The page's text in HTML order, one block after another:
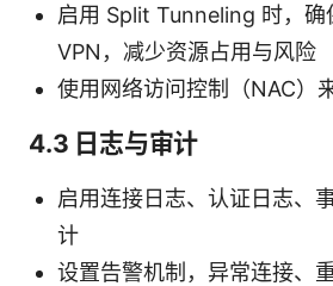
启用 Split Tunneling 时，确
VPN，减少资源占用与风险
使用网络访问控制（NAC）
4.3 日志与审计
启用连接日志、认证日志、
计
设置告警机制，异常连接、